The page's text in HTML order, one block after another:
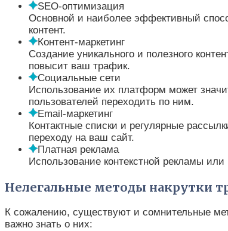
SEO-оптимизация
Основной и наиболее эффективный
контент.
Контент-маркетинг
Создание уникального и полезного
повысит ваш трафик.
Социальные сети
Использование их платформ может
пользователей переходить по ним.
Email-маркетинг
Контактные списки и регулярные
переходу на ваш сайт.
Платная реклама
Использование контекстной рекламы
Нелегальные методы накрутки
К сожалению, существуют и сомнительные
важно знать о них: